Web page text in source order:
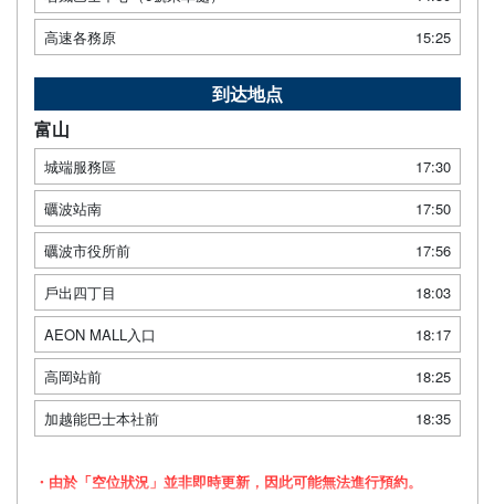
高速各務原
15:25
到达地点
富山
城端服務區
17:30
礪波站南
17:50
礪波市役所前
17:56
戶出四丁目
18:03
AEON MALL入口
18:17
高岡站前
18:25
加越能巴士本社前
18:35
・由於「空位狀況」並非即時更新，因此可能無法進行預約。